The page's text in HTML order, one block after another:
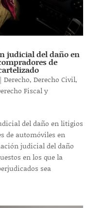
judicial del daño en
de
Derecho, Derecho Civil,
Fiscal y
del daño en litigios
de automóviles en
judicial del daño
en los que la
sea